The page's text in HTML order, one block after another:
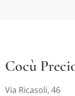
Cocù
Via Ricasoli, 46